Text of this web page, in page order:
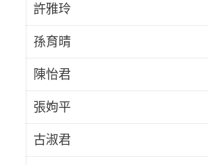
許雅玲
孫育晴
陳怡君
張姁平
古淑君